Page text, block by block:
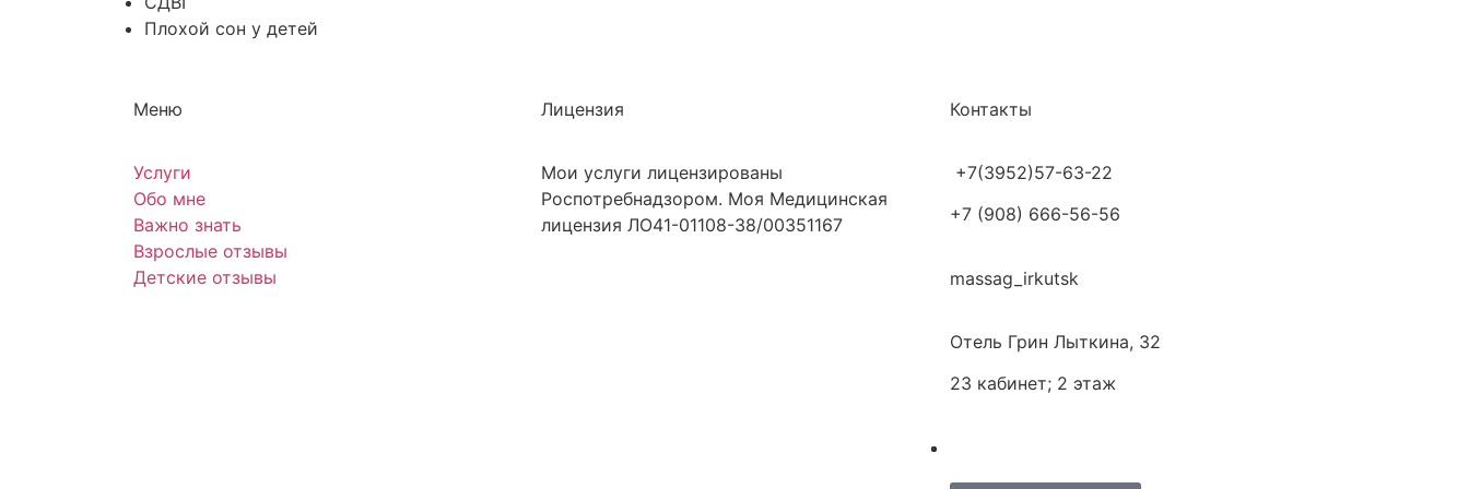
Плохой сон у детей
Меню
Услуги
Обо мне
Важно знать
Взрослые отзывы
Детские отзывы
Лицензия
Мои услуги лицензированы
Роспотребнадзором. Моя Медицинская
лицензия ЛО41-01108-38/00351167
Контакты
+7(3952)57-63-22
+7 (908) 666-56-56
massag_irkutsk
Отель Грин ​ Лыткина, 32
​23 кабинет; 2 этаж